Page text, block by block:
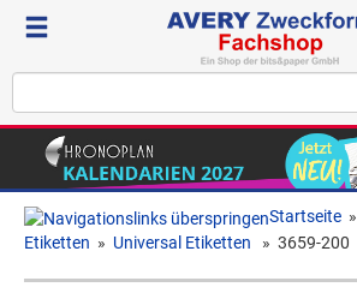
Startseite »
Etiketten » Universal Etiketten » 3659-200